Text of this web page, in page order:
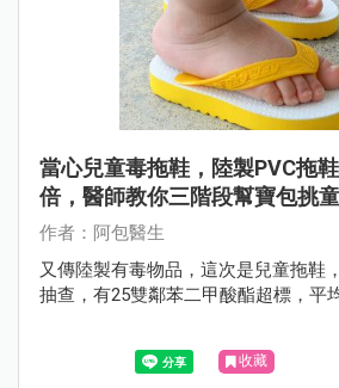
當心兒童毒拖鞋，陸製PVC拖
倍，醫師教你三階段幫寶包挑
作者：阿包醫生
又傳陸製有毒物品，這次是兒童拖鞋
抽查，有25雙鄰苯二甲酸酯超標，平
收藏